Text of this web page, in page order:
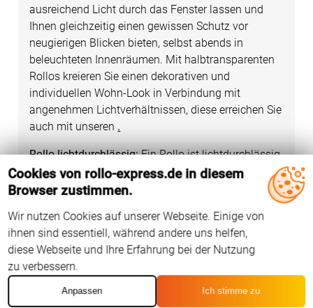
ausreichend Licht durch das Fenster lassen und
Ihnen gleichzeitig einen gewissen Schutz vor
neugierigen Blicken bieten, selbst abends in
beleuchteten Innenräumen. Mit halbtransparenten
Rollos kreieren Sie einen dekorativen und
individuellen Wohn-Look in Verbindung mit
angenehmen Lichtverhältnissen, diese erreichen Sie
auch mit unseren .
Rollo lichtdurchlässig:Ein Rollo ist lichtdurchlässig,
wenn der Stoff einen Großteil des Tageslichts ins
Innere lässt. Abhängig vom gewählten Farbton wird
die Sonnenstrahlung angenehm getönt und etwas
gedämpft. Gleichzeitig dürfen Sie von einem
lichtdurchlässigen Rollo blickdichte Eigenschaften
und damit Sichtschutz erwarten. Selbst abends bei
künstlicher Beleuchtung nehmen neugierige
Nachbarn hinter dem Behang nur Konturen wahr.
Cookies von rollo-express.de in diesem
Browser zustimmen.
Wir nutzen Cookies auf unserer Webseite. Einige von
ihnen sind essentiell, während andere uns helfen,
diese Webseite und Ihre Erfahrung bei der Nutzung
zu verbessern.
Anpassen Ich stimme zu